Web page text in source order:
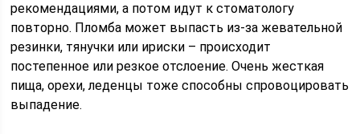
рекомендациями, а потом идут к стоматологу
повторно. Пломба может выпасть из-за жевательной
резинки, тянучки или ириски – происходит
постепенное или резкое отслоение. Очень жесткая
пища, орехи, леденцы тоже способны спровоцировать
выпадение.